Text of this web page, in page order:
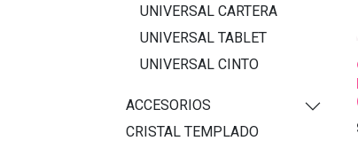
UNIVERSAL CARTERA
UNIVERSAL TABLET
UNIVERSAL CINTO
ACCESORIOS
CRISTAL TEMPLADO